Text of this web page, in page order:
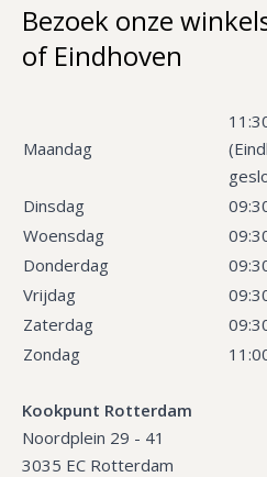
Bezoek onze
of Eindhoven
Maandag
Dinsdag
Woensdag
Donderdag
Vrijdag
Zaterdag
Zondag
Kookpunt Rotterdam
Noordplein 29 - 41
3035 EC Rotterdam